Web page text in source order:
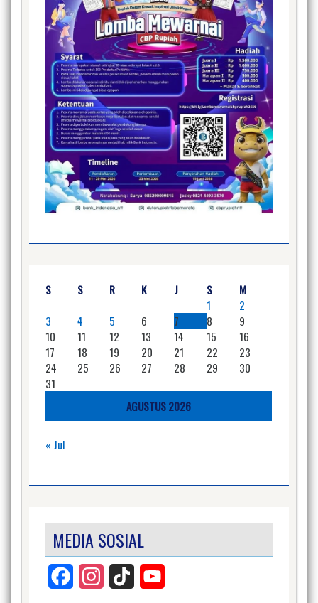
AGUSTUS 2026
S S R K J S
M
1
2
3
4 5 6 7 8
9
10
11 12 13 14 15
16
17
18 19 20 21 22
23
24
25 26 27 28 29
30
31
« Jul
MEDIA SOSIAL
Facebook InstagramTikTok